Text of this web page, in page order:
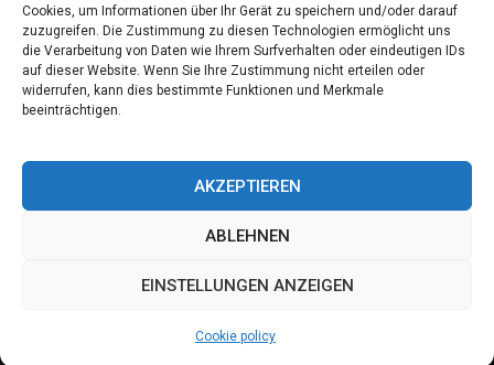
Cookies, um Informationen über Ihr Gerät zu speichern und/oder darauf
zuzugreifen. Die Zustimmung zu diesen Technologien ermöglicht uns
die Verarbeitung von Daten wie Ihrem Surfverhalten oder eindeutigen IDs
auf dieser Website. Wenn Sie Ihre Zustimmung nicht erteilen oder
widerrufen, kann dies bestimmte Funktionen und Merkmale
beeinträchtigen.
AKZEPTIEREN
ABLEHNEN
EINSTELLUNGEN ANZEIGEN
Cookie policy
Contact